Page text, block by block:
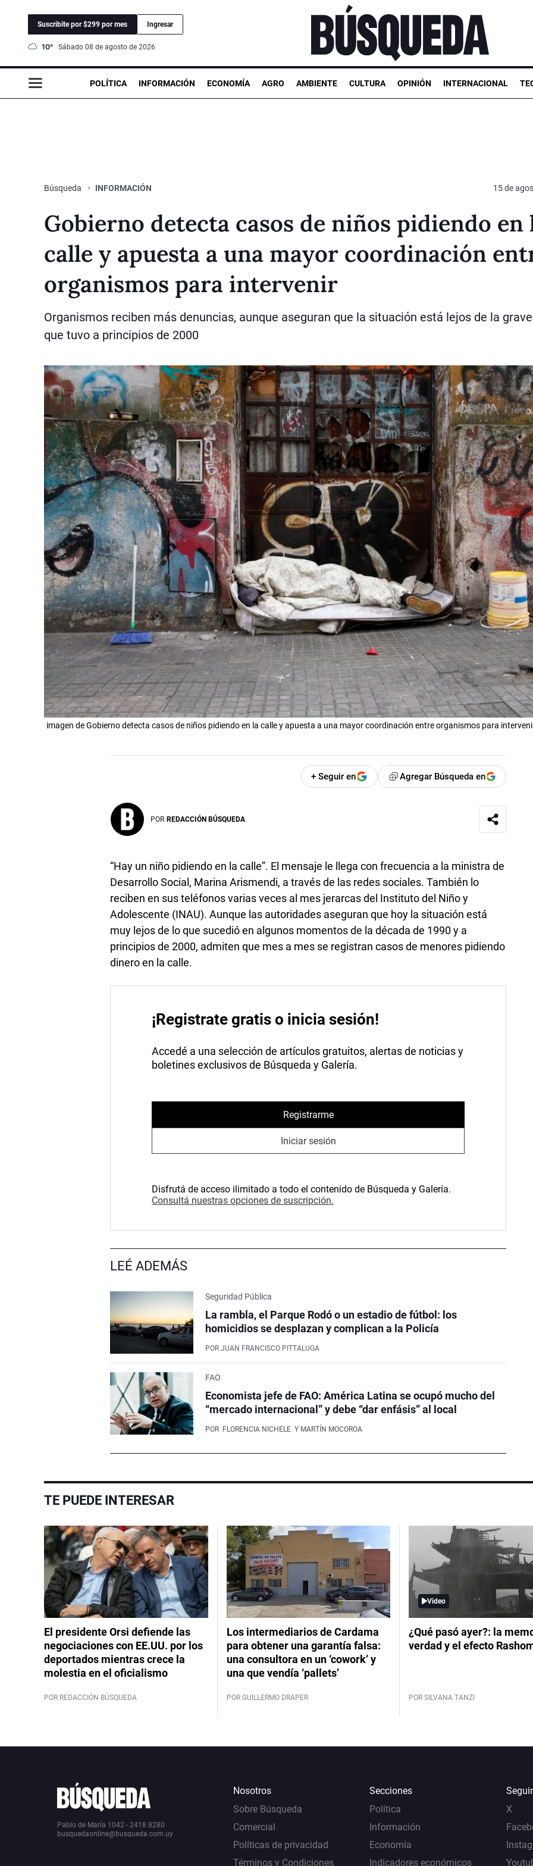
Suscribite por $299 por mes Ingresar
10° sábado 08 de agosto de 2026
POLÍTICA INFORMACIÓN ECONOMÍA AGRO AMBIENTE CULTURA OPINIÓN INTERNACIONAL
Búsqueda INFORMACIÓN 15 de
Gobierno detecta casos de niños pidiendo en
calle y apuesta a una mayor coordinación
organismos para intervenir
Organismos reciben más denuncias, aunque aseguran que la situación está lejos de la
que tuvo a principios de 2000
imagen de Gobierno detecta casos de niños pidiendo en la calle y apuesta a una mayor coordinación entre organismos para
+ Seguir en Agregar Búsqueda en
POR REDACCIÓN BÚSQUEDA
“Hay un niño pidiendo en la calle”. El mensaje le llega con frecuencia a la ministra de
Desarrollo Social, Marina Arismendi, a través de las redes sociales. También lo
reciben en sus teléfonos varias veces al mes jerarcas del Instituto del Niño y
Adolescente (INAU). Aunque las autoridades aseguran que hoy la situación está
muy lejos de lo que sucedió en algunos momentos de la década de 1990 y a
principios de 2000, admiten que mes a mes se registran casos de menores pidiendo
dinero en la calle.
¡Registrate gratis o inicia sesión!
Accedé a una selección de artículos gratuitos, alertas de noticias y
boletines exclusivos de Búsqueda y Galería.
Registrarme
Iniciar sesión
Disfrutá de acceso ilimitado a todo el contenido de Búsqueda y Galería.
Consultá nuestras opciones de suscripción.
LEÉ ADEMÁS
Seguridad Pública
La rambla, el Parque Rodó o un estadio de fútbol: los
homicidios se desplazan y complican a la Policía
POR JUAN FRANCISCO PITTALUGA
FAO
Economista jefe de FAO: América Latina se ocupó mucho del
“mercado internacional” y debe “dar enfásis” al local
POR FLORENCIA NICHELE Y MARTÍN MOCOROA
TE PUEDE INTERESAR
El presidente Orsi defiende las
negociaciones con EE.UU. por los
deportados mientras crece la
molestia en el oficialismo
POR REDACCIÓN BÚSQUEDA
Los intermediarios de Cardama
para obtener una garantía falsa:
una consultora en un ‘cowork’ y
una que vendía ‘pallets’
POR GUILLERMO DRAPER
Video
¿Qué pasó ayer?: la
verdad y el efecto
POR SILVANA TANZI
Pablo de María 1042 - 2418 8280
busquedaonline@busqueda.com.uy
Nosotros
Sobre Búsqueda
Comercial
Políticas de privacidad
Términos y Condiciones
Secciones
Política
Información
Economía
Indicadores económicos
X